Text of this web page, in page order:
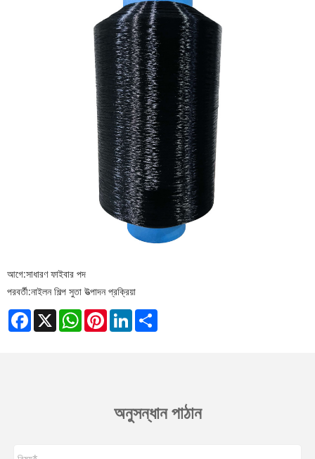
আগে:সাধারণ ফাইবার পদ
পরবর্তী:নাইলন শিল্প সুতা উত্পাদন প্রক্রিয়া
Facebook
X WhatsAppPinterestLinkedIn
অনুসন্ধান পাঠান